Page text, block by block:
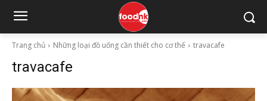
Trang chủ Những loại đồ uống cần thiết cho cơ thể travacafe
travacafe